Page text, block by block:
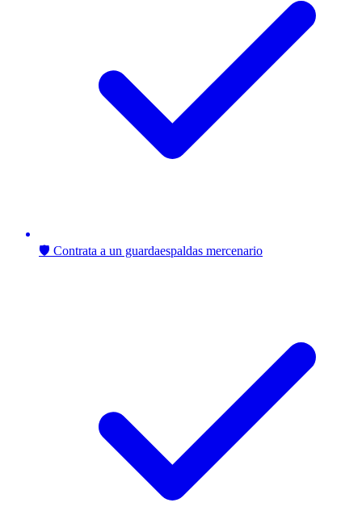
🛡️ Contrata a un guardaespaldas mercenario